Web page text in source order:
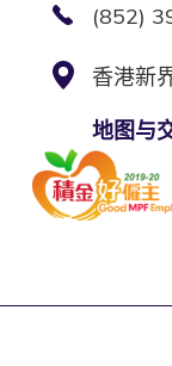
(852)
香港新
地图与